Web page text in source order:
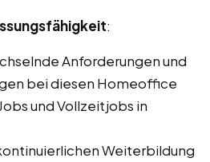
:
Anforderungen und
bei diesen Homeoffice
und Vollzeitjobs in
Weiterbildung